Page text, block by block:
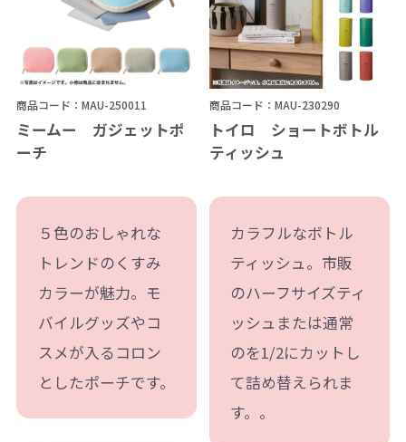
商品コード：MAU-250011
ミームー ガジェットポ
ーチ
５色のおしゃれな
トレンドのくすみ
カラーが魅力。モ
バイルグッズやコ
スメが入るコロン
としたポーチです。
商品コード：MAU-230290
トイロ ショートボトル
ティッシュ
カラフルなボトル
ティッシュ。市販
のハーフサイズティ
ッシュまたは通常
のを1/2にカットし
て詰め替えられま
す。。